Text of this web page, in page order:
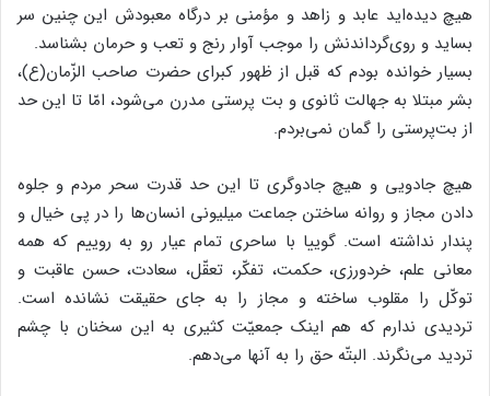
هیچ دیده‌اید عابد و زاهد و مؤمنی بر درگاه معبودش این چنین سر
بساید و روی‌گرداندنش را موجب آوار رنج و تعب و حرمان بشناسد.
بسیار خوانده بودم که قبل از ظهور کبرای حضرت صاحب الزّمان(ع)،
بشر مبتلا به جهالت ثانوی و بت پرستی مدرن می‌شود، امّا تا این حد
از بت‌پرستی را گمان نمی‌بردم.
هیچ جادویی و هیچ جادوگری تا این حد قدرت سحر مردم و جلوه
دادن مجاز و روانه ساختن جماعت میلیونی انسان‌ها را در پی خیال و
پندار نداشته است. گوییا با ساحری تمام عیار رو به روییم که همه
معانی علم، خردورزی، حکمت، تفکّر، تعقّل، سعادت، حسن عاقبت و
توکّل را مقلوب ساخته و مجاز را به جای حقیقت نشانده است.
تردیدی ندارم که هم اینک جمعیّت کثیری به این سخنان با چشم
تردید می‌نگرند. البتّه حق را به آنها می‌دهم.